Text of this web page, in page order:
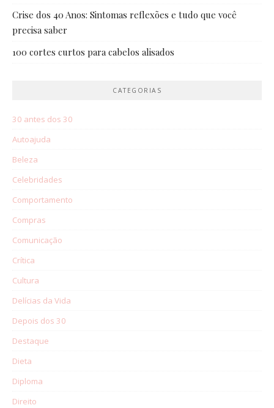
Crise dos 40 Anos: Sintomas reflexões e tudo que você
precisa saber
100 cortes curtos para cabelos alisados
CATEGORIAS
30 antes dos 30
Autoajuda
Beleza
Celebridades
Comportamento
Compras
Comunicação
Crítica
Cultura
Delícias da Vida
Depois dos 30
Destaque
Dieta
Diploma
Direito